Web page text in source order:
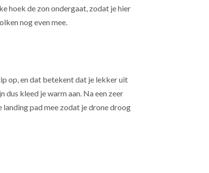
hoek de zon ondergaat, zodat je hier
nog even mee.
op, en dat betekent dat je lekker uit
dus kleed je warm aan. Na een zeer
pad mee zodat je drone droog